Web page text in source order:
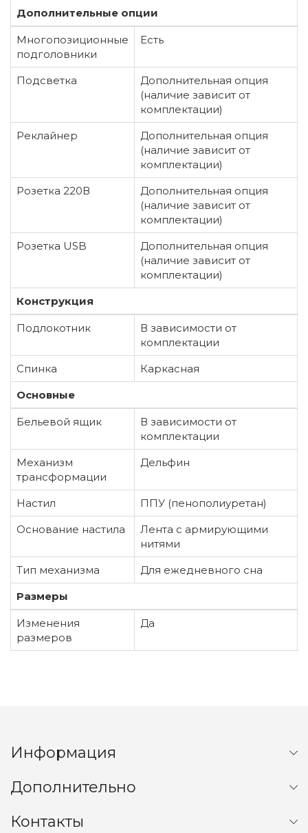
Дополнительные опции
Многопозиционные
подголовники
Есть
Подсветка
Дополнительная опция
(наличие зависит от
комплектации)
Реклайнер
Дополнительная опция
(наличие зависит от
комплектации)
Розетка 220В
Дополнительная опция
(наличие зависит от
комплектации)
Розетка USB
Дополнительная опция
(наличие зависит от
комплектации)
Конструкция
Подлокотник
В зависимости от
комплектации
Спинка
Каркасная
Основные
Бельевой ящик
В зависимости от
комплектации
Механизм
трансформации
Дельфин
Настил
ППУ (пенополиуретан)
Основание настила
Лента с армирующими
нитями
Тип механизма
Для ежедневного сна
Размеры
Изменения
размеров
Да
Информация
Дополнительно
Контакты